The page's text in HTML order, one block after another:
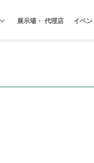
展示場・ 代理店 イベ